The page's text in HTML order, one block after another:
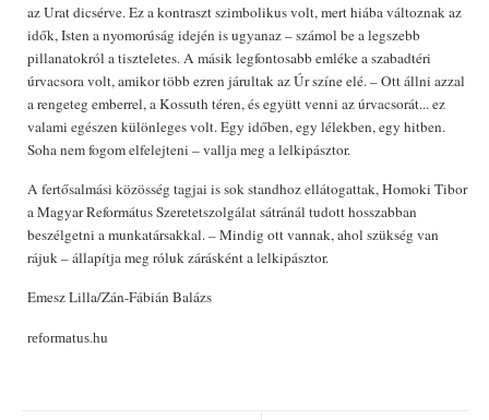
az Urat dicsérve. Ez a kontraszt szimbolikus volt, mert hiába változnak az
idők, Isten a nyomorúság idején is ugyanaz – számol be a legszebb
pillanatokról a tiszteletes. A másik legfontosabb emléke a szabadtéri
úrvacsora volt, amikor több ezren járultak az Úr színe elé. – Ott állni azzal
a rengeteg emberrel, a Kossuth téren, és együtt venni az úrvacsorát... ez
valami egészen különleges volt. Egy időben, egy lélekben, egy hitben.
Soha nem fogom elfelejteni – vallja meg a lelkipásztor.
A fertősalmási közösség tagjai is sok standhoz ellátogattak, Homoki Tibor
a Magyar Református Szeretetszolgálat sátránál tudott hosszabban
beszélgetni a munkatársakkal. – Mindig ott vannak, ahol szükség van
rájuk – állapítja meg róluk zárásként a lelkipásztor.
Emesz Lilla/Zán-Fábián Balázs
reformatus.hu